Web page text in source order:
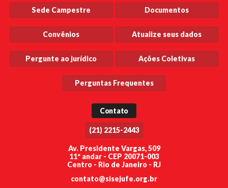
Sede Campestre Documentos
Convênios Atualize seus dados
Pergunte ao jurídico Ações Coletivas
Perguntas Frequentes
Contato
(21) 2215-2443
Av. Presidente Vargas, 509
11º andar - CEP 20071-003
Centro - Rio de Janeiro - RJ
contato@sisejufe.org.br